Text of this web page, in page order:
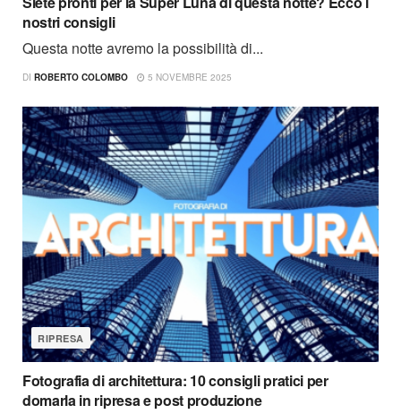
nostri consigli
Questa notte avremo la possibilità di...
DI ROBERTO COLOMBO 5 NOVEMBRE 2025
RIPRESA
Fotografia di architettura: 10 consigli pratici per
domarla in ripresa e post produzione